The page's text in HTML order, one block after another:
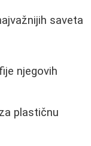
saveta
njegovih
plastičnu